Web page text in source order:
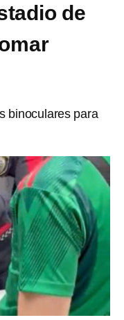
de
binoculares para